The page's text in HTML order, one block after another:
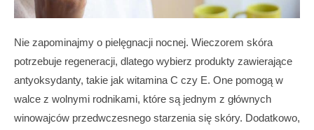
Nie zapominajmy o pielęgnacji nocnej. Wieczorem skóra
potrzebuje regeneracji, dlatego wybierz produkty zawierające
antyoksydanty, takie jak witamina C czy E. One pomogą w
walce z wolnymi rodnikami, które są jednym z głównych
winowajców przedwczesnego starzenia się skóry. Dodatkowo,